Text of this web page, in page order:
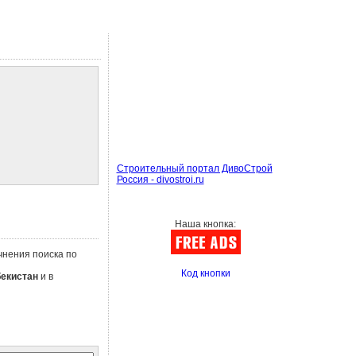
поиска по
и в
Строительный портал ДивоСтрой
Россия - divostroi.ru
Наша кнопка:
Код кнопки